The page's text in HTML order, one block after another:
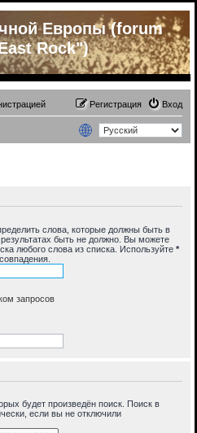
Европы (forum
Rock")
Вход
Регистрация
слова, которые должны быть в
быть не должно. Вы можете
любого слова из списка. Используйте *
запросов
будет произведён поиск. Поиск в
если вы не отключили